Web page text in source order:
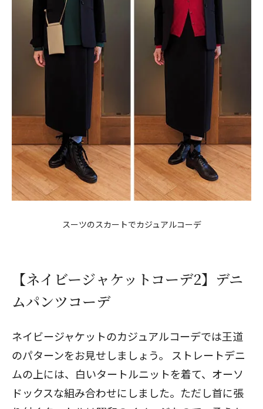
スーツのスカートでカジュアルコーデ
【ネイビージャケットコーデ2】デニ
ムパンツコーデ
ネイビージャケットのカジュアルコーデでは王道
のパターンをお見せしましょう。
ストレートデニ
ムの上には、白いタートルニットを着て、オーソ
ドックスな組み合わせにしました。ただし首に張